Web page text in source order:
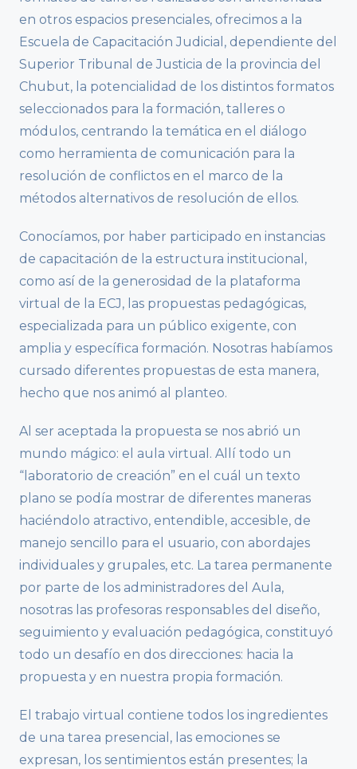
en otros espacios presenciales, ofrecimos a la
Escuela de Capacitación Judicial, dependiente del
Superior Tribunal de Justicia de la provincia del
Chubut, la potencialidad de los distintos formatos
seleccionados para la formación, talleres o
módulos, centrando la temática en el diálogo
como herramienta de comunicación para la
resolución de conflictos en el marco de la
métodos alternativos de resolución de ellos.
Conocíamos, por haber participado en instancias
de capacitación de la estructura institucional,
como así de la generosidad de la plataforma
virtual de la ECJ, las propuestas pedagógicas,
especializada para un público exigente, con
amplia y específica formación. Nosotras habíamos
cursado diferentes propuestas de esta manera,
hecho que nos animó al planteo.
Al ser aceptada la propuesta se nos abrió un
mundo mágico: el aula virtual. Allí todo un
“laboratorio de creación” en el cuál un texto
plano se podía mostrar de diferentes maneras
haciéndolo atractivo, entendible, accesible, de
manejo sencillo para el usuario, con abordajes
individuales y grupales, etc. La tarea permanente
por parte de los administradores del Aula,
nosotras las profesoras responsables del diseño,
seguimiento y evaluación pedagógica, constituyó
todo un desafío en dos direcciones: hacia la
propuesta y en nuestra propia formación.
El trabajo virtual contiene todos los ingredientes
de una tarea presencial, las emociones se
expresan, los sentimientos están presentes; la